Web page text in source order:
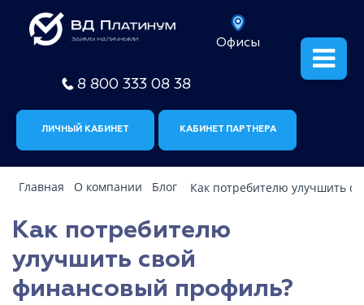
Офисы
8 800 333 08 38
ЛИЧНЫЙ КАБИНЕТ КАБИНЕТ ПАРТНЕРА
Главная О компании Блог Как потребителю улучшить
Как потребителю
улучшить свой
финансовый профиль?